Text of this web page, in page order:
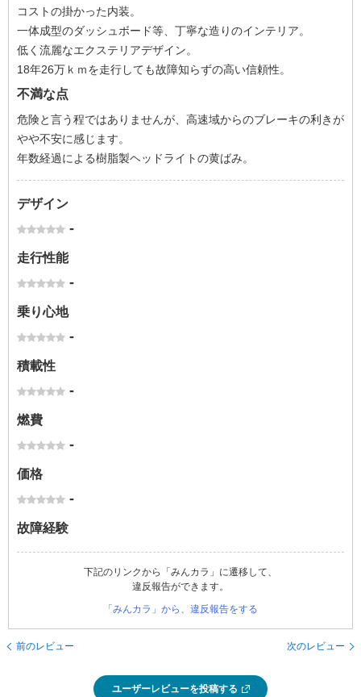
コストの掛かった内装。
一体成型のダッシュボード等、丁寧な造りのインテリア。
低く流麗なエクステリアデザイン。
18年26万ｋｍを走行しても故障知らずの高い信頼性。
不満な点
危険と言う程ではありませんが、高速域からのブレーキの利きが
やや不安に感じます。
年数経過による樹脂製ヘッドライトの黄ばみ。
デザイン
-
走行性能
-
乗り心地
-
積載性
-
燃費
-
価格
-
故障経験
下記のリンクから「みんカラ」に遷移して、
違反報告ができます。
「みんカラ」から、違反報告をする
前のレビュー 次のレビュー
ユーザーレビューを投稿する